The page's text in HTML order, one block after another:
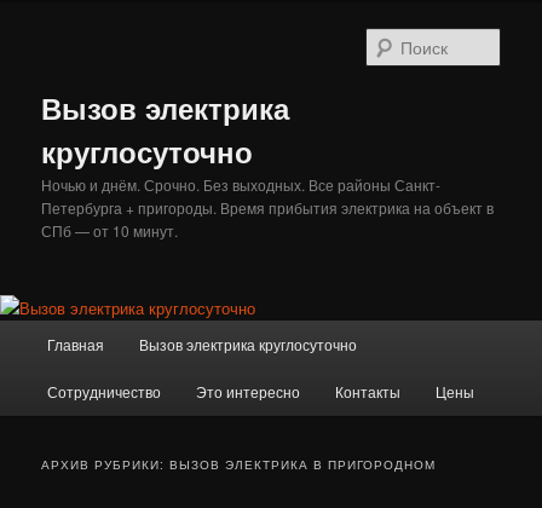
Вызов электрика
круглосуточно
Ночью и днём. Срочно. Без выходных. Все районы Санкт-
Петербурга + пригороды. Время прибытия электрика на объект в
СПб — от 10 минут.
Главная Вызов электрика круглосуточно
Сотрудничество Это интересно Контакты Цены
АРХИВ РУБРИКИ:ВЫЗОВ ЭЛЕКТРИКА В ПРИГОРОДНОМ